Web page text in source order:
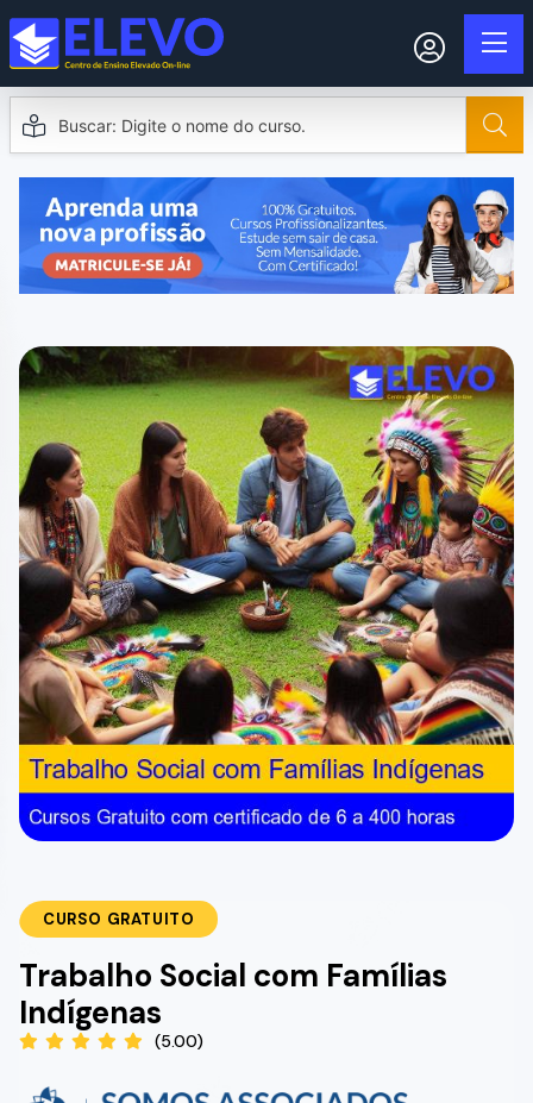
CURSO GRATUITO
Trabalho Social com Famílias
Indígenas
(5.00)